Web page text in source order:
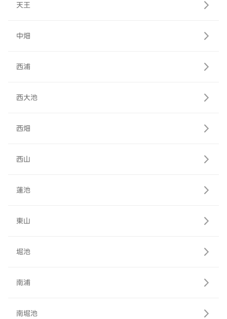
天王
中畑
西浦
西大池
西畑
西山
蓮池
東山
堀池
南浦
南堀池